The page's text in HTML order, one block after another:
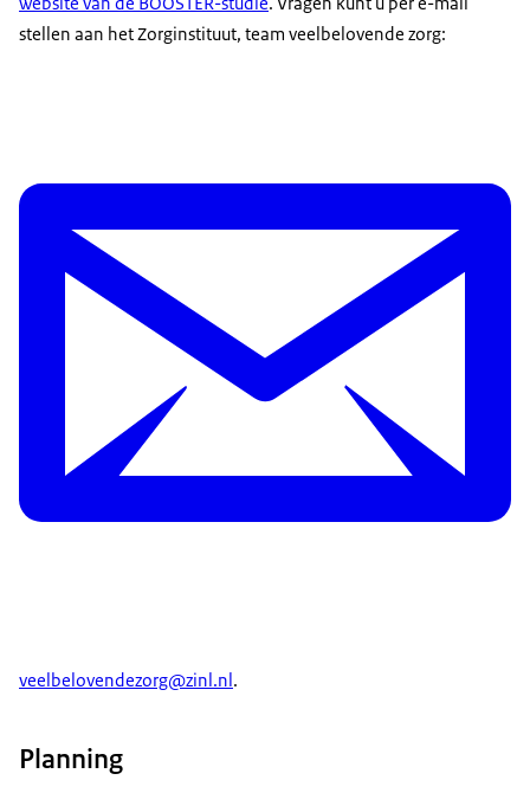
stellen aan het Zorginstituut, team veelbelovende zorg:
veelbelovendezorg@zinl.nl.
Planning